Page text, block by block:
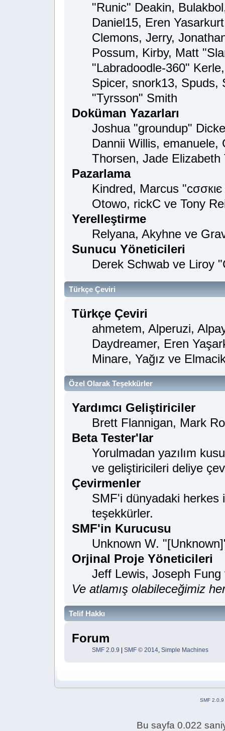
"Runic" Deakin,
Daniel15, Eren
Clemons, Jerry,
Possum, Kirby, Matt
"Labradoodle-360"
Spicer, snork13,
"Tyrsson" Smith
Doküman Yazarları
Joshua "groundup"
Dannii Willis,
Thorsen, Jade
Pazarlama
Kindred, Marcus
Otowo, rickC ve Tony
Yerelleştirme
Relyana, Akyhne ve
Sunucu Yöneticileri
Derek Schwab ve Liroy
Türkçe Çeviri
Türkçe Çeviri
ahmetem, Alperuzi,
Daydreamer, Eren
Minare, Yağız ve
Özel Olarak Teşekkürler
Yardımcı Geliştiriciler
Brett Flannigan, Mark
Beta Tester'lar
Yorulmadan yazılım
ve geliştiricileri deliye
Çevirmenler
SMF'i dünyadaki herkes
teşekkürler.
SMF'in Kurucusu
Unknown W.
Orjinal Proje Yöneticileri
Jeff Lewis, Joseph
Ve atlamış olabileceğimiz
Telif Hakkı
Forum
SMF 2.0.9 | SMF © 2014, Simple Machines
SMF 2.0.9
Bu sayfa 0.022